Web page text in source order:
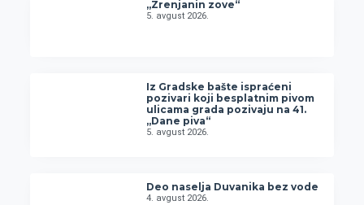
„Zrenjanin zove“
5. avgust 2026.
Iz Gradske bašte ispraćeni
pozivari koji besplatnim pivom
ulicama grada pozivaju na 41.
„Dane piva“
5. avgust 2026.
Deo naselja Duvanika bez vode
4. avgust 2026.